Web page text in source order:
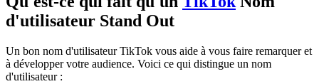
d'utilisateur Stand Out
Un bon nom d'utilisateur TikTok vous aide à vous faire remarquer et
à développer votre audience. Voici ce qui distingue un nom
d'utilisateur :